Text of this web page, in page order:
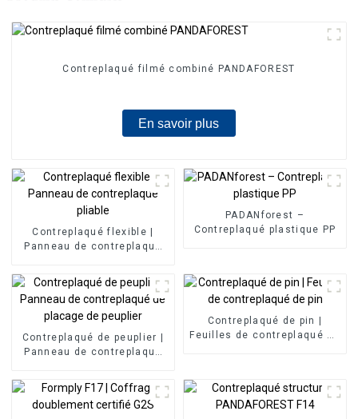
Contreplaqué filmé combiné PANDAFOREST
En savoir plus
Contreplaqué flexible |
Panneau de contreplaqué
PADANforest –
Contreplaqué plastique PP
Contreplaqué de peuplier |
Panneau de contreplaqué
Contreplaqué de pin |
Feuilles de contreplaqué de